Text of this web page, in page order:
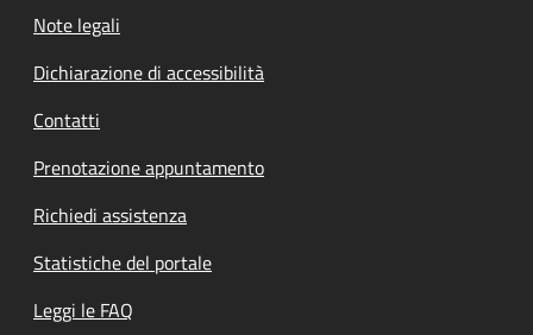
Note legali
Dichiarazione di accessibilità
Contatti
Prenotazione appuntamento
Richiedi assistenza
Statistiche del portale
Leggi le FAQ